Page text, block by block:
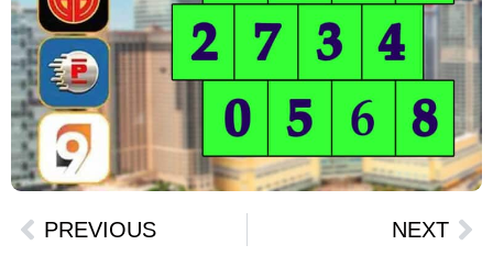
PREVIOUS NEXT